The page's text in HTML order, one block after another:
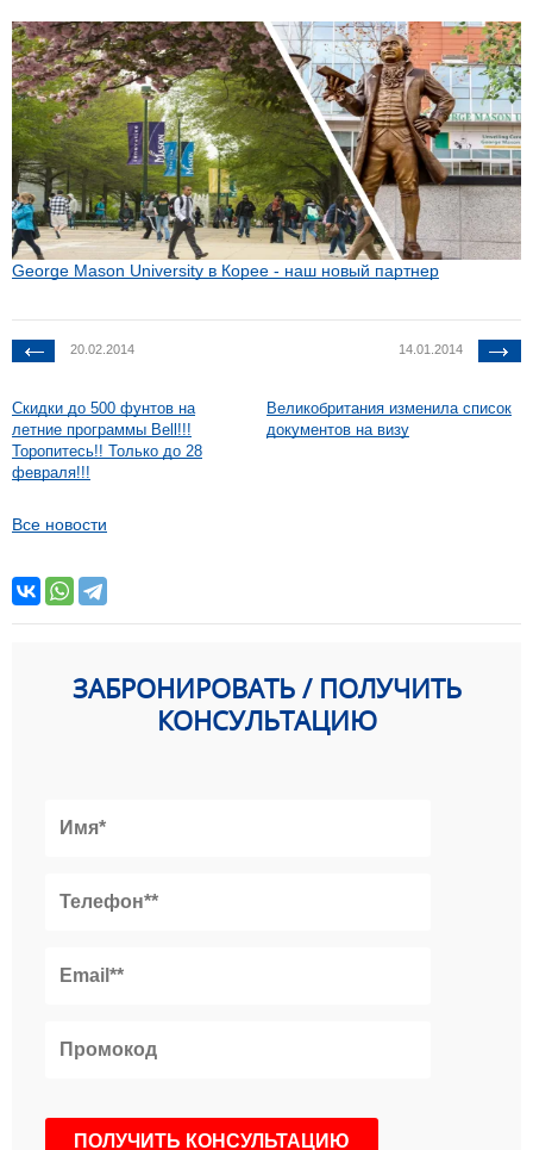
George Mason University в Корее - наш новый партнер
20.02.2014
Скидки до 500 фунтов на
летние программы Bell!!!
Торопитесь!! Только до 28
февраля!!!
14.01.2014
Великобритания изменила список
документов на визу
Все новости
ЗАБРОНИРОВАТЬ / ПОЛУЧИТЬ
КОНСУЛЬТАЦИЮ